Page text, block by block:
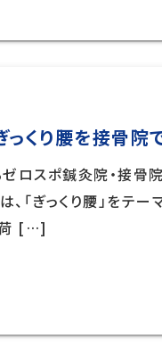
っくり腰を接骨院
ロスポ鍼灸院・接骨
「ぎっくり腰」をテ
荷 […]